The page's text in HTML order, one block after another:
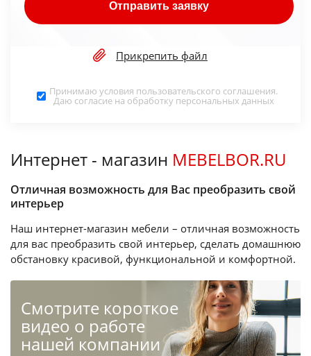
Отправить заявку
Прикрепить файл
Принимаю условия пользовательского соглашения.
Даю согласие на обработку персональных данных
Интернет - магазин MEBELBOR.RU
Отличная возможность для Вас преобразить свой
интерьер
Наш интернет-магазин мебели – отличная возможность
для вас преобразить свой интерьер, сделать домашнюю
обстановку красивой, функциональной и комфортной.
Cмотрите короткое
видео о работе
нашей компании